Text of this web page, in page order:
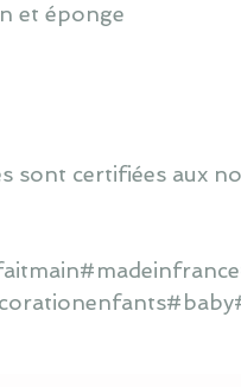
et éponge
sont certifiées aux